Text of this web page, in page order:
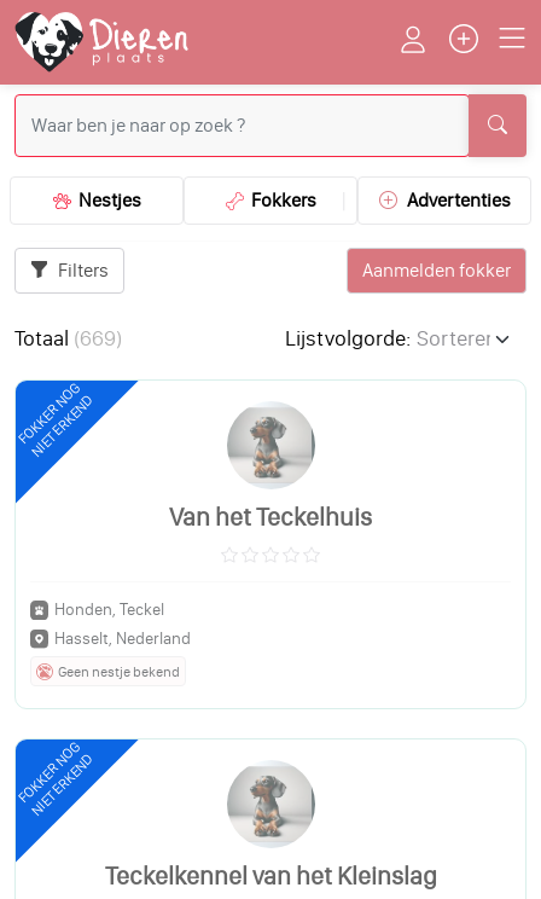
Nestjes Fokkers Advertenties
Filters Aanmelden fokker
Totaal (669) Lijstvolgorde:
FOKKER NOG
NIET ERKEND
Van het Teckelhuis
Honden, Teckel
Hasselt, Nederland
Geen nestje bekend
FOKKER NOG
NIET ERKEND
Teckelkennel van het Kleinslag